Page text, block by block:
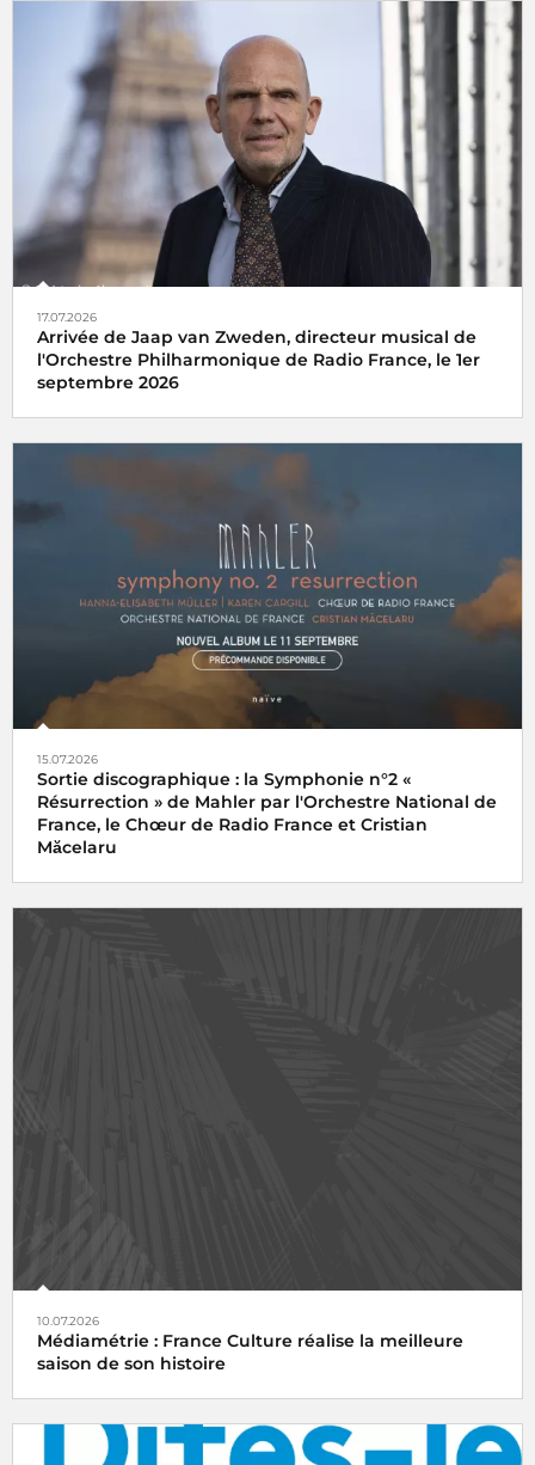
17.07.2026
Arrivée de Jaap van Zweden, directeur musical de
l'Orchestre Philharmonique de Radio France, le 1er
septembre 2026
15.07.2026
Sortie discographique : la Symphonie n°2 «
Résurrection » de Mahler par l'Orchestre National de
France, le Chœur de Radio France et Cristian
Măcelaru
10.07.2026
Médiamétrie : France Culture réalise la meilleure
saison de son histoire